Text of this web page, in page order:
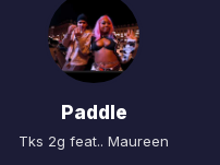
Paddle
Tks 2g feat.. Maureen